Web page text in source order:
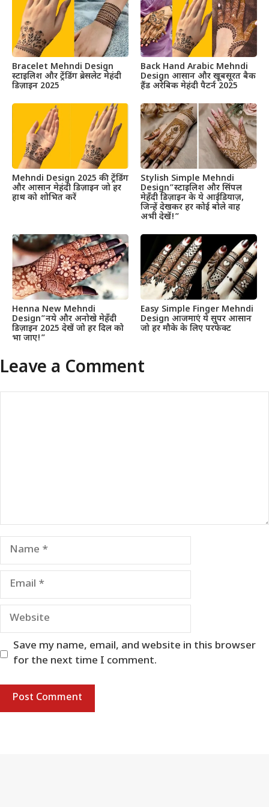
Bracelet Mehndi Design
स्टाइलिश और ट्रेंडिंग ब्रेसलेट मेहंदी
डिज़ाइन 2025
Back Hand Arabic Mehndi
Design आसान और खूबसूरत बैक
हैंड अरेबिक मेहंदी पैटर्न 2025
Mehndi Design 2025 की ट्रेंडिंग
और आसान मेहंदी डिज़ाइन जो हर
हाथ को शोभित करें
Stylish Simple Mehndi
Design”स्टाइलिश और सिंपल
मेहँदी डिज़ाइन के ये आईडियाज़,
जिन्हें देखकर हर कोई बोले वाह
अभी देखें!”
Henna New Mehndi
Design”नये और अनोखे मेहँदी
डिज़ाइन 2025 देखें जो हर दिल को
भा जाए!”
Easy Simple Finger Mehndi
Design आजमाएं ये सुपर आसान
जो हर मौके के लिए परफेक्ट
Leave a Comment
Name
Email
Website
Save my name, email, and website in this browser
for the next time I comment.